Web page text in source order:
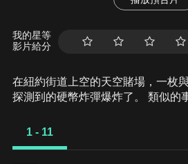
我的星等
影片給分
在紐約街道上空的天空賭場，一枚
探測到的硬幣炸彈爆炸了。 類似的
出現並達成了一項無情的交易。 與
1 - 11